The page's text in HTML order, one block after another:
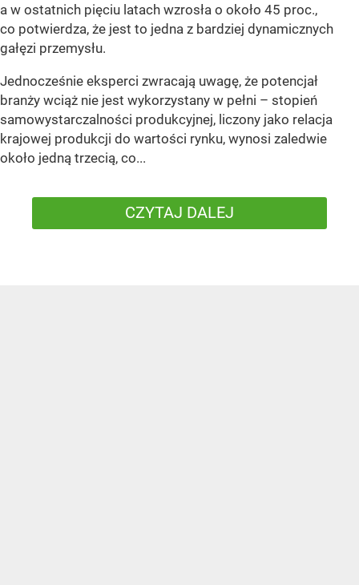
a w ostatnich pięciu latach wzrosła o około 45 proc.,
co potwierdza, że jest to jedna z bardziej dynamicznych
gałęzi przemysłu.
Jednocześnie eksperci zwracają uwagę, że potencjał
branży wciąż nie jest wykorzystany w pełni – stopień
samowystarczalności produkcyjnej, liczony jako relacja
krajowej produkcji do wartości rynku, wynosi zaledwie
około jedną trzecią, co...
CZYTAJ DALEJ